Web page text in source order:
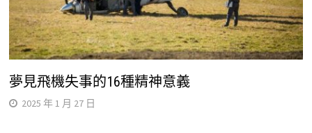
夢見飛機失事的16種精神意義
2025 年 1 月 27 日